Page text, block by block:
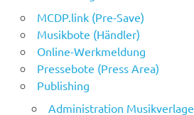
MCDP.link (Pre-Save)
Musikbote (Händler)
Online-Werkmeldung
Pressebote (Press Area)
Publishing
Administration Musikverlage